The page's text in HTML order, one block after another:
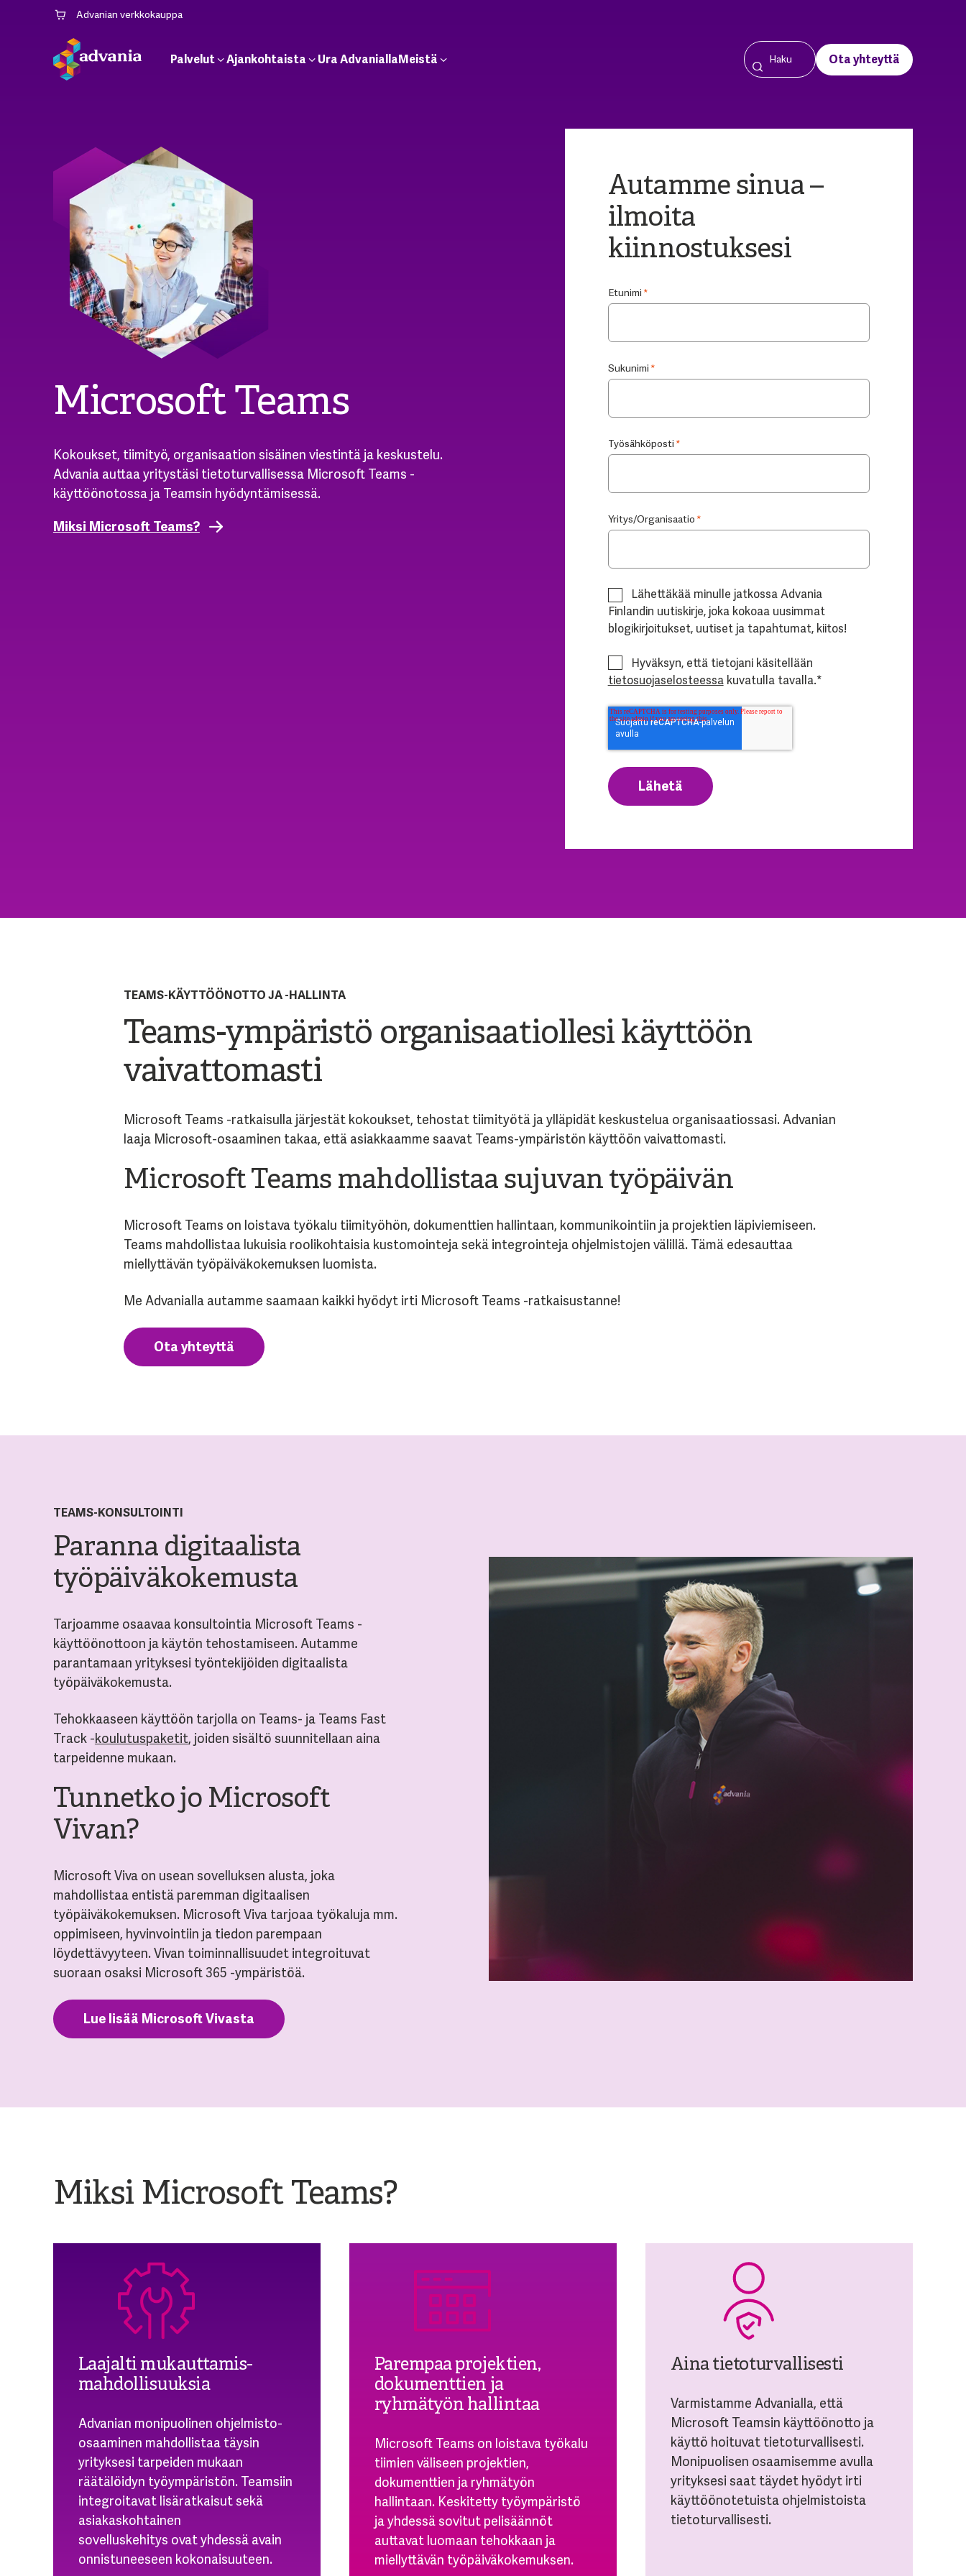
Advanian verkkokauppa
Palvelut Ajankohtaista Ura AdvaniallaMeistä Ota yhteyttä
Microsoft Teams
Kokoukset, tiimityö, organisaation sisäinen viestintä ja keskustelu.
Advania auttaa yritystäsi tietoturvallisessa Microsoft Teams -
käyttöönotossa ja Teamsin hyödyntämisessä.
Miksi Microsoft Teams?
Autamme sinua –
ilmoita
kiinnostuksesi
Etunimi *
Sukunimi *
Työsähköposti *
Yritys/Organisaatio *
Lähettäkää minulle jatkossa Advania
Finlandin uutiskirje, joka kokoaa uusimmat
blogikirjoitukset, uutiset ja tapahtumat, kiitos!
Hyväksyn, että tietojani käsitellään
tietosuojaselosteessakuvatulla tavalla.*
TEAMS-KÄYTTÖÖNOTTO JA -HALLINTA
Teams-ympäristö organisaatiollesi käyttöön
vaivattomasti
Microsoft Teams -ratkaisulla järjestät kokoukset, tehostat tiimityötä ja ylläpidät keskustelua organisaatiossasi.Advanian
laaja Microsoft-osaaminen takaa, että asiakkaamme saavat Teams-ympäristön käyttöön vaivattomasti.
Microsoft Teams mahdollistaa sujuvan työpäivän
Microsoft Teams on loistava työkalu tiimityöhön, dokumenttien hallintaan, kommunikointiin ja projektien läpiviemiseen.
Teams mahdollistaa lukuisia roolikohtaisia kustomointeja sekä integrointeja ohjelmistojen välillä. Tämä edesauttaa
miellyttävän työpäiväkokemuksen luomista.
Me Advanialla autamme saamaan kaikki hyödyt irti Microsoft Teams -ratkaisustanne!
Ota yhteyttä
TEAMS-KONSULTOINTI
Paranna digitaalista
työpäiväkokemusta
Tarjoamme osaavaa konsultointia Microsoft Teams -
käyttöönottoon ja käytön tehostamiseen. Autamme
parantamaan yrityksesi työntekijöiden digitaalista
työpäiväkokemusta.
Tehokkaaseen käyttöön tarjolla on Teams- ja Teams Fast
Track -koulutuspaketit, joiden sisältö suunnitellaan aina
tarpeidenne mukaan.
Tunnetko jo Microsoft
Vivan?
Microsoft Viva on usean sovelluksen alusta, joka
mahdollistaa entistä paremman digitaalisen
työpäiväkokemuksen. Microsoft Viva tarjoaa työkaluja mm.
oppimiseen, hyvinvointiin ja tiedon parempaan
löydettävyyteen. Vivan toiminnallisuudet integroituvat
suoraan osaksi Microsoft 365 -ympäristöä.
Lue lisää Microsoft Vivasta
Miksi Microsoft Teams?
Laajalti mukauttamis-
mahdollisuuksia
Advanian monipuolinen ohjelmisto-
osaaminen mahdollistaa täysin
yrityksesi tarpeiden mukaan
räätälöidyn työympäristön. Teamsiin
integroitavat lisäratkaisut sekä
asiakaskohtainen
sovelluskehitys ovat yhdessä avain
onnistuneeseen kokonaisuuteen.
Parempaa projektien,
dokumenttien ja
ryhmätyön hallintaa
Microsoft Teams on loistava työkalu
tiimien väliseen projektien,
dokumenttien ja ryhmätyön
hallintaan.Keskitetty työympäristö
ja yhdessä sovitut pelisäännöt
auttavat luomaan tehokkaan ja
miellyttävän työpäiväkokemuksen.
Aina tietoturvallisesti
Varmistamme Advanialla, että
Microsoft Teamsin käyttöönotto ja
käyttö hoituvat tietoturvallisesti.
Monipuolisen osaamisemme avulla
yrityksesi saat täydet hyödyt irti
käyttöönotetuista ohjelmistoista
tietoturvallisesti.